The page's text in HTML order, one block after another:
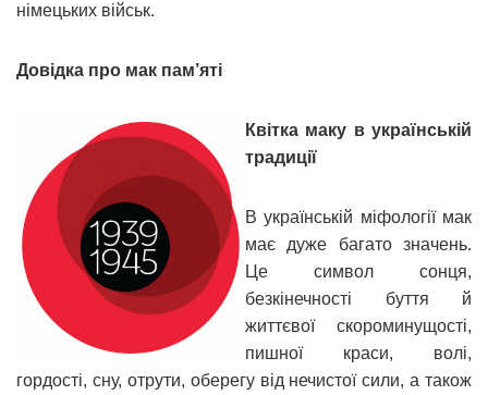
німецьких військ.
Довідка про мак пам’яті
Квітка маку в українській
традиції
В українській міфології мак
має дуже багато значень.
Це символ сонця,
безкінечності буття й
життєвої скороминущості,
пишної краси, волі,
гордості, сну, отрути, оберегу від нечистої сили, а також